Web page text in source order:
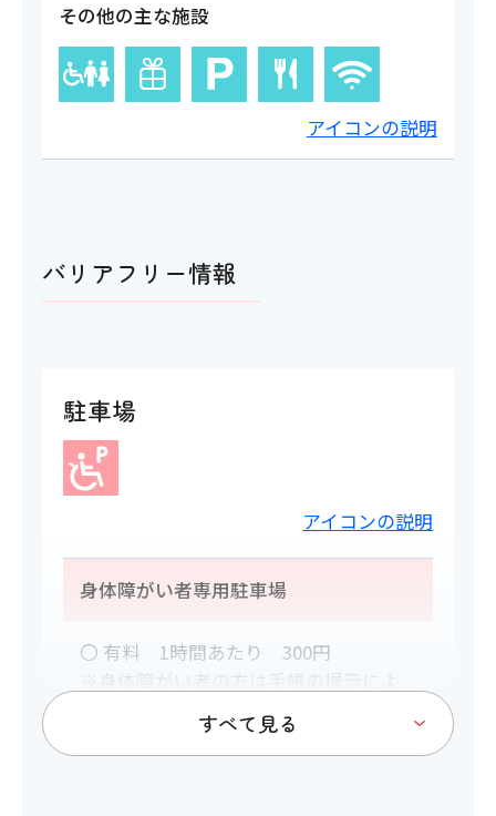
その他の主な施設
アイコンの説明
バリアフリー情報
駐車場
アイコンの説明
身体障がい者専用駐車場
〇 有料 1時間あたり 300円
※身体障がい者の方は手帳の提示によ
り合計額の半額を割引